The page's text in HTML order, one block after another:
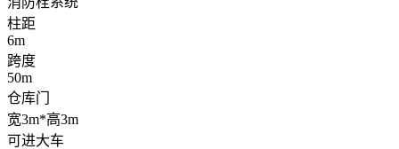
柱距
6m
跨度
50m
仓库门
宽3m*高3m
可进大车